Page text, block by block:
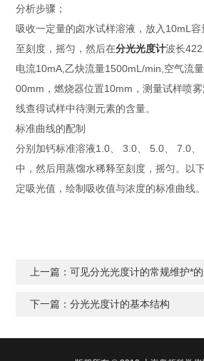
分析步骤；
吸收一定量的卤水试样溶液，放入10mL
至刻度，摇匀，然后在分光光度计波长
电流10mA,乙炔流量1500mL/min,空气流
00mm，燃烧器位置10mm，测量试样喷
线查得试样中待测元素的含量。
标准曲线的配制
分别加钙标准溶液1.0、 3.0、 5.0、 7.0
中，然后用蒸馏水稀释至刻度，摇匀。以
定吸光值，绘制吸收值与浓度的标准曲线。
上一篇：可见分光光度计的常规维护*
下一篇：分光光度计的基本结构